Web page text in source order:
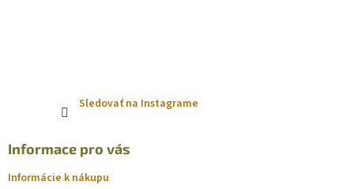
Sledovať na Instagrame
Informace pro vás
Informácie k nákupu